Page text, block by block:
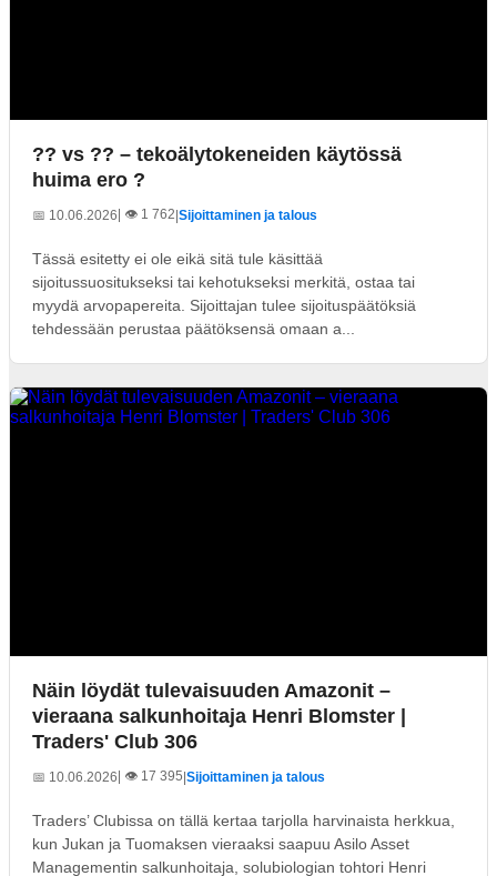
?? vs ?? – tekoälytokeneiden käytössä
huima ero ?
📅 10.06.2026| 👁️ 1 762 Sijoittaminen ja talous
Tässä esitetty ei ole eikä sitä tule käsittää
sijoitussuositukseksi tai kehotukseksi merkitä, ostaa tai
myydä arvopapereita. Sijoittajan tulee sijoituspäätöksiä
tehdessään perustaa päätöksensä omaan a...
Näin löydät tulevaisuuden Amazonit –
vieraana salkunhoitaja Henri Blomster |
Traders' Club 306
📅 10.06.2026| 👁️ 17 395 Sijoittaminen ja talous
Traders’ Clubissa on tällä kertaa tarjolla harvinaista herkkua,
kun Jukan ja Tuomaksen vieraaksi saapuu Asilo Asset
Managementin salkunhoitaja, solubiologian tohtori Henri